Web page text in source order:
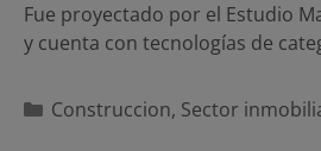
Fue proyectado por el Estudio
y cuenta con tecnologías de
Categorías
Construccion, Sector